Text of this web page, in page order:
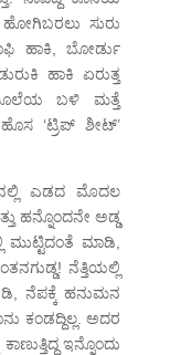
ಹೋಗಿಬರಲು ಸುರು
ಹಾಕಿ, ಬೋರ್ಡು
ಹಾಕಿ ಏರುತ್ತ
ಮೂಲೆಯ ಬಳಿ ಮತ್ತೆ
ಹೊಸ ‘ಟ್ರಿಪ್ ಶೀಟ್’
ಎಡದ ಮೊದಲ
ಹನ್ನೊಂದನೇ ಅಡ್ಡ
ಮುಟ್ಟಿದಂತೆ ಮಾಡಿ,
ನೆತ್ತಿಯಲ್ಲಿ
ನೆಪಕ್ಕೆ ಹನುಮನ
ಕಂಡದ್ದಿಲ್ಲ. ಅದರ
ಇನ್ನೊಂದು